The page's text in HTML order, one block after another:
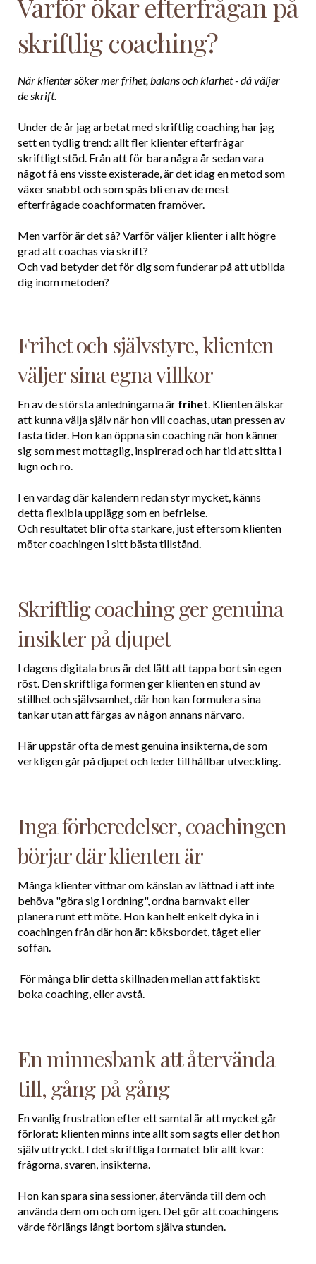
Varför ökar efterfrågan på
skriftlig coaching?
När klienter söker mer frihet, balans och klarhet - då väljer
de skrift.
Under de år jag arbetat med skriftlig coaching har jag
sett en tydlig trend: allt fler klienter efterfrågar
skriftligt stöd. Från att för bara några år sedan vara
något få ens visste existerade, är det idag en metod som
växer snabbt och som spås bli en av de mest
efterfrågade coachformaten framöver.
Men varför är det så? Varför väljer klienter i allt högre
grad att coachas via skrift?
Och vad betyder det för dig som funderar på att utbilda
dig inom metoden?
Frihet och självstyre, klienten
väljer sina egna villkor
En av de största anledningarna är frihet. Klienten älskar
att kunna välja själv när hon vill coachas, utan pressen av
fasta tider. Hon kan öppna sin coaching när hon känner
sig som mest mottaglig, inspirerad och har tid att sitta i
lugn och ro.
I en vardag där kalendern redan styr mycket, känns
detta flexibla upplägg som en befrielse.
Och resultatet blir ofta starkare, just eftersom klienten
möter coachingen i sitt bästa tillstånd.
Skriftlig coaching ger genuina
insikter på djupet
I dagens digitala brus är det lätt att tappa bort sin egen
röst. Den skriftliga formen ger klienten en stund av
stillhet och självsamhet, där hon kan formulera sina
tankar utan att färgas av någon annans närvaro.
Här uppstår ofta de mest genuina insikterna, de som
verkligen går på djupet och leder till hållbar utveckling.
Inga förberedelser, coachingen
börjar där klienten är
Många klienter vittnar om känslan av lättnad i att inte
behöva "göra sig i ordning", ordna barnvakt eller
planera runt ett möte. Hon kan helt enkelt dyka in i
coachingen från där hon är: köksbordet, tåget eller
soffan.
För många blir detta skillnaden mellan att faktiskt
boka coaching, eller avstå.
En minnesbank att återvända
till, gång på gång
En vanlig frustration efter ett samtal är att mycket går
förlorat: klienten minns inte allt som sagts eller det hon
själv uttryckt. I det skriftliga formatet blir allt kvar:
frågorna, svaren, insikterna.
Hon kan spara sina sessioner, återvända till dem och
använda dem om och om igen. Det gör att coachingens
värde förlängs långt bortom själva stunden.